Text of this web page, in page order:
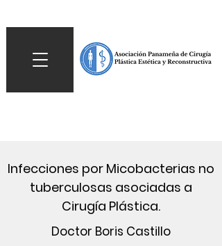
Infecciones por Micobacterias no
tuberculosas asociadas a
Cirugía Plástica.
Doctor Boris Castillo